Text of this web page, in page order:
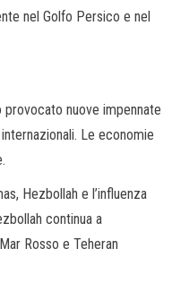
nel Golfo Persico e nel
nuove impennate
Le economie
Hezbollah e l’influenza
continua a
Rosso e Teheran